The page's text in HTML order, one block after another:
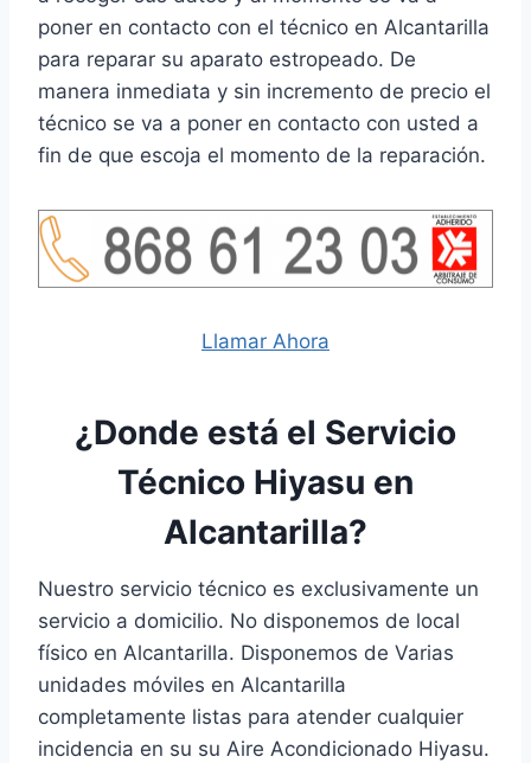
poner en contacto con el técnico en Alcantarilla
para reparar su aparato estropeado. De
manera inmediata y sin incremento de precio el
técnico se va a poner en contacto con usted a
fin de que escoja el momento de la reparación.
Llamar Ahora
¿Donde está el Servicio
Técnico Hiyasu en
Alcantarilla?
Nuestro servicio técnico es exclusivamente un
servicio a domicilio. No disponemos de local
físico en Alcantarilla. Disponemos de Varias
unidades móviles en Alcantarilla
completamente listas para atender cualquier
incidencia en su su Aire Acondicionado Hiyasu.